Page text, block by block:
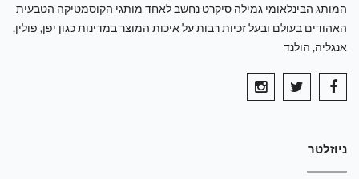
המותג הבינלאומי גמילה סיקרט נחשב לאחד מותגי הקוסמטיקה הטבעית
האהודים בעולם ובעל זכיות רבות על איכות המוצר במדינות כגון יפן, פולין,
אנגליה, הולנד
ניוזלטר